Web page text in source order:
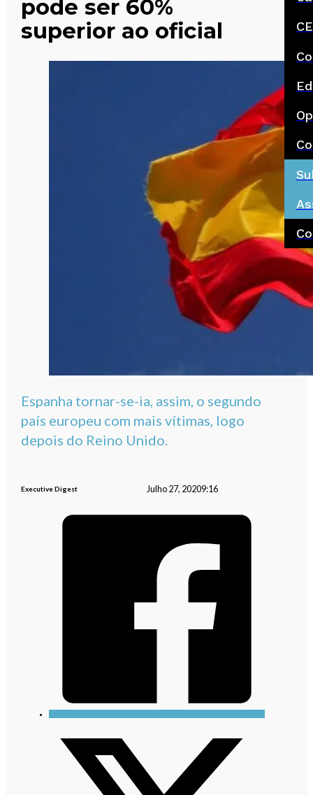
pode ser 60%
superior ao oficial
Espanha tornar-se-ia, assim, o segundo
país europeu com mais vítimas, logo
depois do Reino Unido.
Executive Digest Julho 27, 20209:16